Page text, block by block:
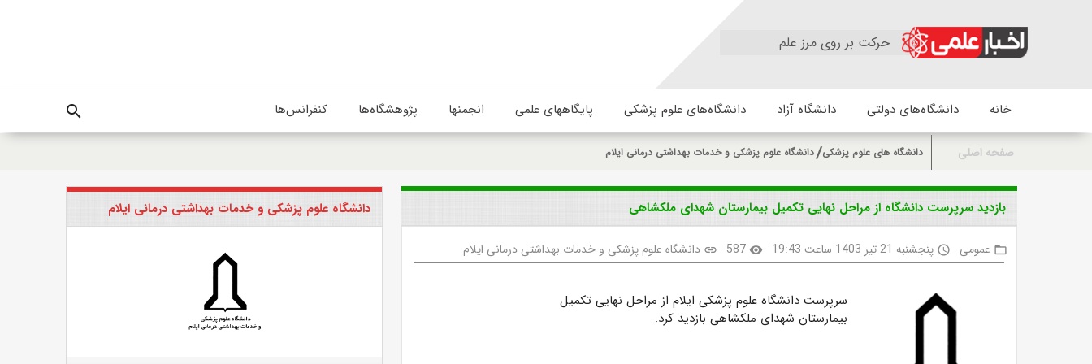
حرکت بر روی مرز علم
خانه دانشگاه‌های دولتی دانشگاه آزاد دانشگاه‌های علوم پزشکی پایگاههای علمی انجمنها پژوهشگاه‌ها کنفرانس‌ها search
صفحه اصلی دانشگاه های علوم پزشکی دانشگاه علوم پزشکی و خدمات بهداشتی درمانی ایلام
بازدید سرپرست دانشگاه از مراحل نهایی تکمیل بیمارستان شهدای ملکشاهی
folder_open عمومی access_time پنجشنبه 21 تیر 1403 ساعت 19:43 visibility
587
link دانشگاه علوم پزشکی و خدمات بهداشتی درمانی ایلام
سرپرست دانشگاه علوم پزشکی ایلام از مراحل نهایی تکمیل
بیمارستان شهدای ملکشاهی بازدید کرد.
دانشگاه علوم پزشکی و خدمات بهداشتی درمانی ایلام